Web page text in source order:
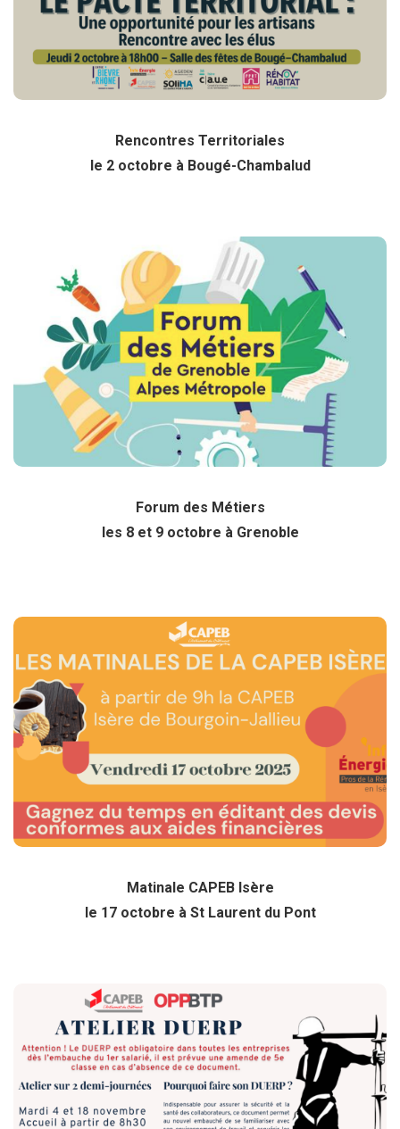
Cliquez ici pour plus d’info
Rencontres Territoriales
le 2 octobre à Bougé-Chambalud
Forum des Métiers
les 8 et 9 octobre
Cliquez ici pour plus d’info
Forum des Métiers
les 8 et 9 octobre à Grenoble
Matinale CAPEB
Le 17 octobre
Cliquez ici pour plus d’info
Matinale CAPEB Isère
le 17 octobre à St Laurent du Pont
DUERP
Les 4 et 18 novembre